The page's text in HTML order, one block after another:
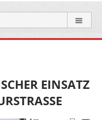
EINSATZ